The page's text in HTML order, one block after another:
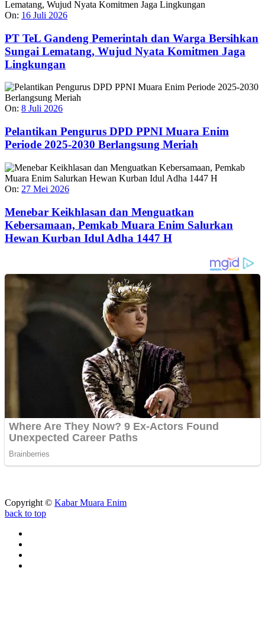
On: 16 Juli 2026
PT TeL Gandeng Pemerintah dan Warga Bersihkan
Sungai Lematang, Wujud Nyata Komitmen Jaga
Lingkungan
On: 8 Juli 2026
Pelantikan Pengurus DPD PPNI Muara Enim
Periode 2025-2030 Berlangsung Meriah
On: 27 Mei 2026
Menebar Keikhlasan dan Menguatkan
Kebersamaan, Pemkab Muara Enim Salurkan
Hewan Kurban Idul Adha 1447 H
Copyright © Kabar Muara Enim
back to top